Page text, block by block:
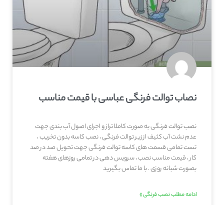
نصاب توالت فرنگی عباسی با قیمت مناسب
نصب توالت فرنگی به صورت کاملا تراز و اجرای اصول آب بندی جهت
عدم نشت آب کثیف از زیر توالت فرنگی ، نصب کاسه بدون تخریب ،
تست تمامی قسمت های کاسه توالت فرنگی جهت تحویل صد در صد
کار ، قیمت مناسب نصب ، سرویس دهی در تمامی روزهای هفته
بصورت شبانه روزی . با ما تماس بگیرید
ادامه مطلب نصب فرنگی »